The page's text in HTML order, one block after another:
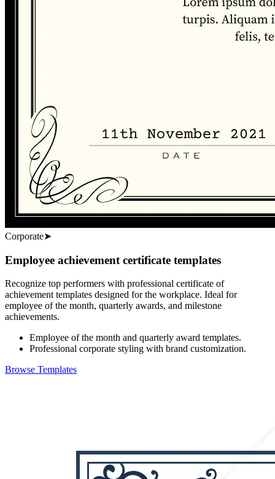
Corporate➤
Employee achievement certificate templates
Recognize top performers with professional certificate of
achievement templates designed for the workplace. Ideal for
employee of the month, quarterly awards, and milestone
achievements.
Employee of the month and quarterly award templates.
Professional corporate styling with brand customization.
Browse Templates